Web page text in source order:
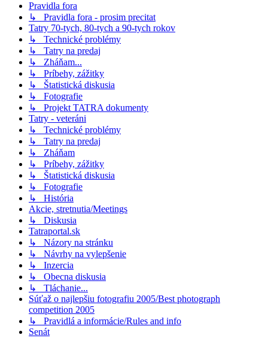
Pravidla fora
↳ Pravidla fora - prosim precitat
Tatry 70-tych, 80-tych a 90-tych rokov
↳ Technické problémy
↳ Tatry na predaj
↳ Zháňam...
↳ Príbehy, zážitky
↳ Štatistická diskusia
↳ Fotografie
↳ Projekt TATRA dokumenty
Tatry - veteráni
↳ Technické problémy
↳ Tatry na predaj
↳ Zháňam
↳ Príbehy, zážitky
↳ Štatistická diskusia
↳ Fotografie
↳ História
Akcie, stretnutia/Meetings
↳ Diskusia
Tatraportal.sk
↳ Názory na stránku
↳ Návrhy na vylepšenie
↳ Inzercia
↳ Obecna diskusia
↳ Tláchanie...
Súťaž o najlepšiu fotografiu 2005/Best photograph
competition 2005
↳ Pravidlá a informácie/Rules and info
Senát